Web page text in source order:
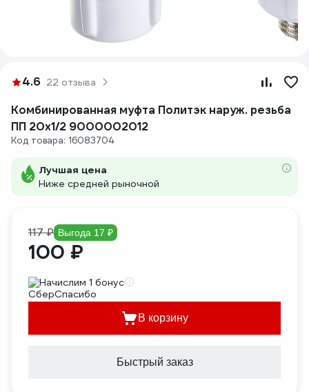
4.6 22 отзыва
Комбинированная муфта Политэк наруж. резьба
ПП 20х1/2 9000002012
Код товара: 16083704
Лучшая цена
Ниже средней рыночной
117 ₽ Выгода 17 ₽
100 ₽
Начислим 1 бонус
В корзину
Быстрый заказ